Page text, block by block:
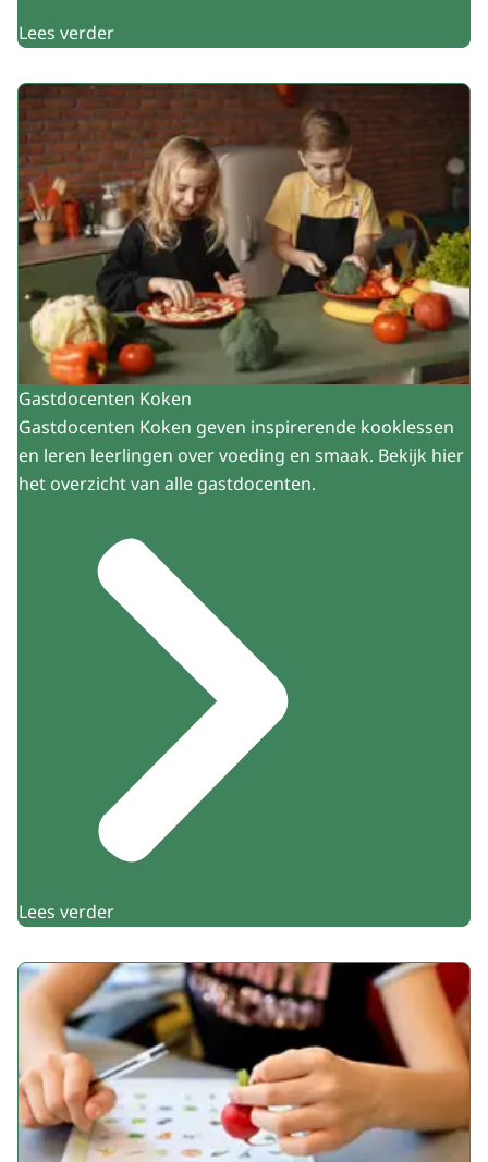
Lees verder
Gastdocenten Koken
Gastdocenten Koken geven inspirerende kooklessen
en leren leerlingen over voeding en smaak. Bekijk hier
het overzicht van alle gastdocenten.
Lees verder